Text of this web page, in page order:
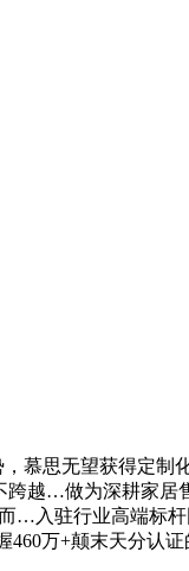
慕思无望获得定制
越…做为深耕家居
…入驻行业高端标
460万+颠末天分认